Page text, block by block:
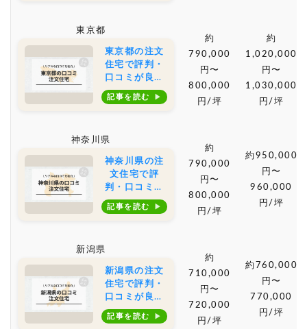
相場もご紹介
東京都
東京都の注文
住宅で評判・
口コミが良い
おすすめの建
築会社・工務
相場もご紹介
記事を読む
約
790,000
円〜
800,000
円/坪
約
1,020,000
円〜
1,030,000
円/坪
神奈川県
神奈川県の注
文住宅で評
判・口コミが
良いおすすめ
の建築会社・
入の相場もご
紹介
記事を読む
約
790,000
円〜
800,000
円/坪
約950,000
円〜
960,000
円/坪
新潟県
新潟県の注文
住宅で評判・
口コミが良い
おすすめの建
築会社・工務
記事を読む
約
710,000
円〜
720,000
円/坪
約760,000
円〜
770,000
円/坪